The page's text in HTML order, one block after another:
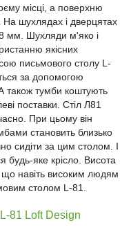
місці, а поверхню
шухлядах і дверцятах
мм. Шухляди м'яко і
якісних
письмового столу L-
за допомогою
також тумби коштують
поставки. Стіл Л81
При цьому він
становить близько
сидіти за цим столом. І
будь-яке крісло. Висота
що навіть високим людям
столом L-81.
81 Loft Design